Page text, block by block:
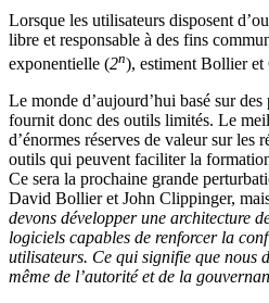
Lorsque les utilisateurs disposent
libre et responsable à des fins
exponentielle (2n), estiment Bollier et
Le monde d’aujourd’hui basé sur
fournit donc des outils limités. Le
d’énormes réserves de valeur sur les
outils qui peuvent faciliter la
Ce sera la prochaine grande
David Bollier et John Clippinger,
devons développer une architecture
logiciels capables de renforcer la
utilisateurs. Ce qui signifie que nous
même de l’autorité et de la